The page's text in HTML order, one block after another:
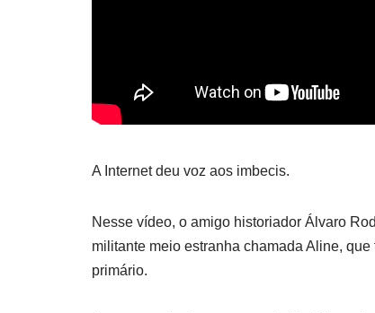
A Internet deu voz aos imbecis.
Nesse vídeo, o amigo historiador Álvaro
militante meio estranha chamada Aline,
primário.